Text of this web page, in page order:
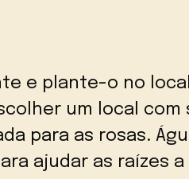
e plante-o no local
um local com
para as rosas.
ajudar as raízes a